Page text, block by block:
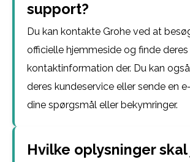
support?
Du kan kontakte Grohe ved at
officielle hjemmeside og finde deres
kontaktinformation der. Du kan
deres kundeservice eller sende en
dine spørgsmål eller bekymringer.
Hvilke oplysninger